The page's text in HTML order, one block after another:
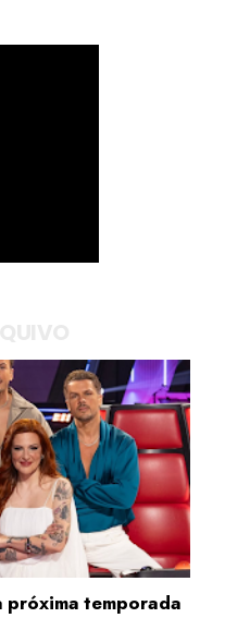
próxima temporada